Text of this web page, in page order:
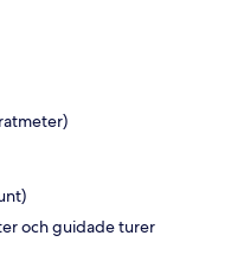
och guidade turer